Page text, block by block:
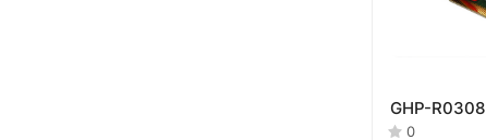
GHP-R0308
0